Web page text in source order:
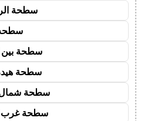
سطحة
سطحة بين
سطحة
سطحة شمال
سطحة غرب